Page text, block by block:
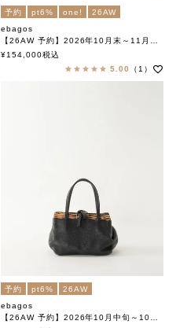
予約 pt6% one!
26AW
ebagos
【26AW 予約】2026年10月末～11月中旬頃入荷予定
フニュシュリンク ラウンドハンドバッグ IVORY
¥154,000税込
5.00
（1）
予約 pt6%
26AW
ebagos
【26AW 予約】2026年10月中旬～10月下旬頃入荷予定